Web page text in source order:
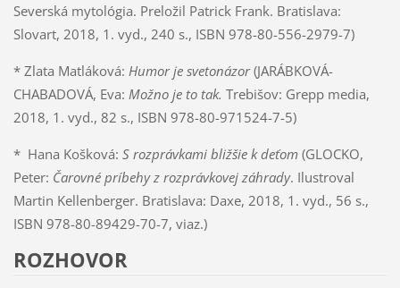
Severská mytológia. Preložil Patrick Frank. Bratislava:
Slovart, 2018, 1. vyd., 240 s., ISBN 978-80-556-2979-7)
* Zlata Matláková: Humor je svetonázor(JARÁBKOVÁ-
CHABADOVÁ, Eva: Možno je to tak. Trebišov: Grepp media,
2018, 1. vyd., 82 s., ISBN 978-80-971524-7-5)
* Hana Košková: S rozprávkami bližšie k deťom (GLOCKO,
Peter: Čarovné príbehy z rozprávkovej záhrady. Ilustroval
Martin Kellenberger. Bratislava: Daxe, 2018, 1. vyd., 56 s.,
ISBN 978-80-89429-70-7, viaz.)
ROZHOVOR